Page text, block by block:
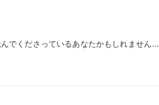
でくださっているあなたかもしれません…